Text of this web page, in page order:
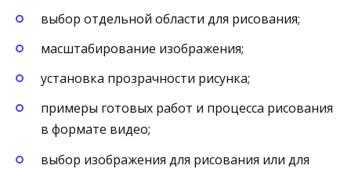
выбор отдельной области для рисования;
масштабирование изображения;
установка прозрачности рисунка;
примеры готовых работ и процесса рисования
в формате видео;
выбор изображения для рисования или для